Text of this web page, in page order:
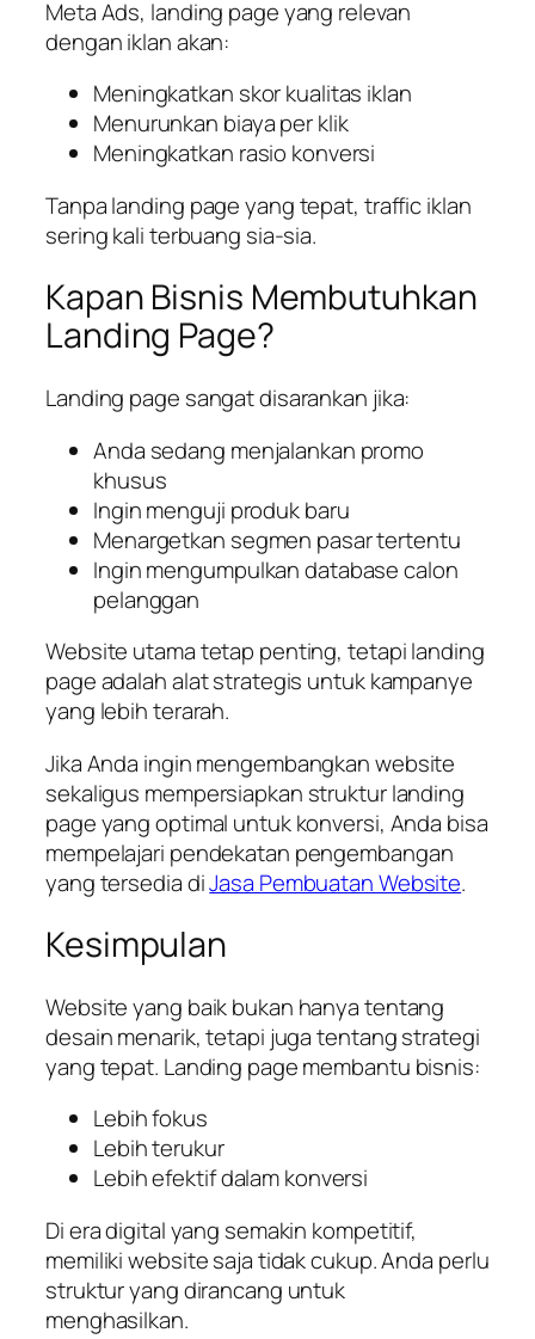
Meta Ads, landing page yang relevan
dengan iklan akan:
Meningkatkan skor kualitas iklan
Menurunkan biaya per klik
Meningkatkan rasio konversi
Tanpa landing page yang tepat, traffic iklan
sering kali terbuang sia-sia.
Kapan Bisnis Membutuhkan
Landing Page?
Landing page sangat disarankan jika:
Anda sedang menjalankan promo
khusus
Ingin menguji produk baru
Menargetkan segmen pasar tertentu
Ingin mengumpulkan database calon
pelanggan
Website utama tetap penting, tetapi landing
page adalah alat strategis untuk kampanye
yang lebih terarah.
Jika Anda ingin mengembangkan website
sekaligus mempersiapkan struktur landing
page yang optimal untuk konversi, Anda bisa
mempelajari pendekatan pengembangan
yang tersedia diJasa Pembuatan Website.
Kesimpulan
Website yang baik bukan hanya tentang
desain menarik, tetapi juga tentang strategi
yang tepat. Landing page membantu bisnis:
Lebih fokus
Lebih terukur
Lebih efektif dalam konversi
Di era digital yang semakin kompetitif,
memiliki website saja tidak cukup. Anda perlu
struktur yang dirancang untuk
menghasilkan.